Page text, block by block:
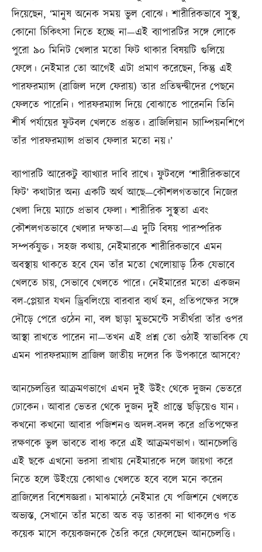
দিয়েছেন, ‘মানুষ অনেক সময় ভুল বোঝে। শারীরিকভাবে সুস্থ,
কোনো চিকিৎসা নিতে হচ্ছে না—এই ব্যাপারটির সঙ্গে লোকে
পুরো ৯০ মিনিট খেলার মতো ফিট থাকার বিষয়টি গুলিয়ে
ফেলে। নেইমার তো আগেই এটা প্রমাণ করেছেন, কিন্তু এই
পারফরম্যান্স (ব্রাজিল দলে ফেরায়) তার প্রতিদ্বন্দ্বীদের পেছনে
ফেলতে পারেনি। পারফরম্যান্স দিয়ে বোঝাতে পারেননি তিনি
শীর্ষ পর্যায়ের ফুটবল খেলতে প্রস্তুত। ব্রাজিলিয়ান চ্যাম্পিয়নশিপে
তাঁর পারফরম্যান্স প্রভাব ফেলার মতো নয়।’
ব্যাপারটি আরেকটু ব্যাখ্যার দাবি রাখে। ফুটবলে ‘শারীরিকভাবে
ফিট’ কথাটার অন্য একটি অর্থ আছে—কৌশলগতভাবে নিজের
খেলা দিয়ে ম্যাচে প্রভাব ফেলা। শারীরিক সুস্থতা এবং
কৌশলগতভাবে খেলার দক্ষতা—এ দুটি বিষয় পারস্পরিক
সম্পর্কযুক্ত। সহজ কথায়, নেইমারকে শারীরিকভাবে এমন
অবস্থায় থাকতে হবে যেন তাঁর মতো খেলোয়াড় ঠিক যেভাবে
খেলতে চায়, সেভাবে খেলতে পারে। নেইমারের মতো একজন
বল-প্লেয়ার যখন ড্রিবলিংয়ে বারবার ব্যর্থ হন, প্রতিপক্ষের সঙ্গে
দৌড়ে পেরে ওঠেন না, বল ছাড়া মুভমেন্টে সতীর্থরা তাঁর ওপর
আস্থা রাখতে পারেন না—তখন এই প্রশ্ন তো ওঠাই স্বাভাবিক যে
এমন পারফরম্যান্স ব্রাজিল জাতীয় দলের কি উপকারে আসবে?
আনচেলত্তির আক্রমণভাগে এখন দুই উইং থেকে দুজন ভেতরে
ঢোকেন। আবার ভেতর থেকে দুজন দুই প্রান্তে ছড়িয়েও যান।
কখনো কখনো আবার পজিশনও অদল-বদল করে প্রতিপক্ষের
রক্ষণকে ভুল ভাবতে বাধ্য করে এই আক্রমণভাগ। আনচেলত্তি
এই ছকে এখনো ভরসা রাখায় নেইমারকে দলে জায়গা করে
নিতে হলে উইংয়ে কোথাও খেলতে হবে বলে মনে করেন
ব্রাজিলের বিশেষজ্ঞরা। মাঝমাঠে নেইমার যে পজিশনে খেলতে
অভ্যস্ত, সেখানে তাঁর মতো অত বড় তারকা না থাকলেও গত
কয়েক মাসে কয়েকজনকে তৈরি করে ফেলেছেন আনচেলত্তি।